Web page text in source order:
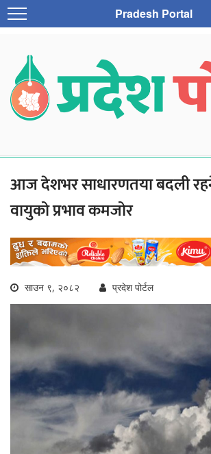
Pradesh Portal
आज देशभर साधारणतया बदली
वायुको प्रभाव कमजोर
साउन ९, २०८२ प्रदेश पोर्टल